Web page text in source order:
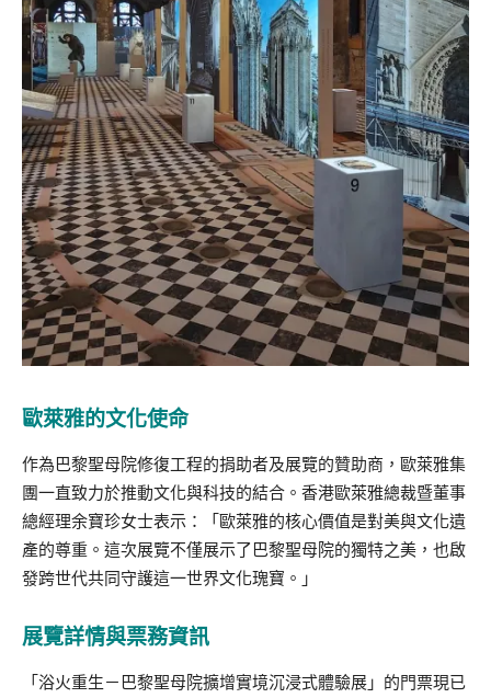
歐萊雅的文化使命
作為巴黎聖母院修復工程的捐助者及展覽的贊助商，歐萊雅集
團一直致力於推動文化與科技的結合。香港歐萊雅總裁暨董事
總經理余寶珍女士表示：「歐萊雅的核心價值是對美與文化遺
產的尊重。這次展覽不僅展示了巴黎聖母院的獨特之美，也啟
發跨世代共同守護這一世界文化瑰寶。」
展覽詳情與票務資訊
「浴火重生－巴黎聖母院擴增實境沉浸式體驗展」的門票現已